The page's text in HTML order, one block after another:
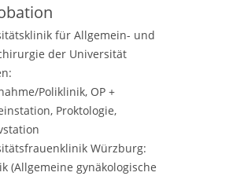
für Allgemein- und
der Universität
Poliklinik, OP +
Proktologie,
Würzburg:
(Allgemeine gynäkologische